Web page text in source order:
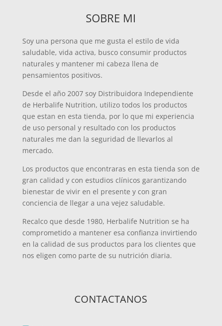
SOBRE MI
Soy una persona que me gusta el estilo de vida
saludable, vida activa, busco consumir productos
naturales y mantener mi cabeza llena de
pensamientos positivos.
Desde el año 2007 soy Distribuidora Independiente
de Herbalife Nutrition, utilizo todos los productos
que estan en esta tienda, por lo que mi experiencia
de uso personal y resultado con los productos
naturales me dan la seguridad de llevarlos al
mercado.
Los productos que encontraras en esta tienda son de
gran calidad y con estudios clínicos garantizando
bienestar de vivir en el presente y con gran
conciencia de llegar a una vejez saludable.
Recalco que desde 1980, Herbalife Nutrition se ha
comprometido a mantener esa confianza invirtiendo
en la calidad de sus productos para los clientes que
nos eligen como parte de su nutrición diaria.
CONTACTANOS